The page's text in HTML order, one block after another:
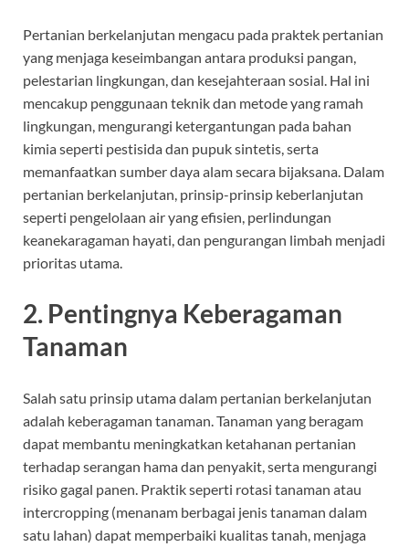
Pertanian berkelanjutan mengacu pada praktek pertanian
yang menjaga keseimbangan antara produksi pangan,
pelestarian lingkungan, dan kesejahteraan sosial. Hal ini
mencakup penggunaan teknik dan metode yang ramah
lingkungan, mengurangi ketergantungan pada bahan
kimia seperti pestisida dan pupuk sintetis, serta
memanfaatkan sumber daya alam secara bijaksana. Dalam
pertanian berkelanjutan, prinsip-prinsip keberlanjutan
seperti pengelolaan air yang efisien, perlindungan
keanekaragaman hayati, dan pengurangan limbah menjadi
prioritas utama.
2. Pentingnya Keberagaman
Tanaman
Salah satu prinsip utama dalam pertanian berkelanjutan
adalah keberagaman tanaman. Tanaman yang beragam
dapat membantu meningkatkan ketahanan pertanian
terhadap serangan hama dan penyakit, serta mengurangi
risiko gagal panen. Praktik seperti rotasi tanaman atau
intercropping (menanam berbagai jenis tanaman dalam
satu lahan) dapat memperbaiki kualitas tanah, menjaga